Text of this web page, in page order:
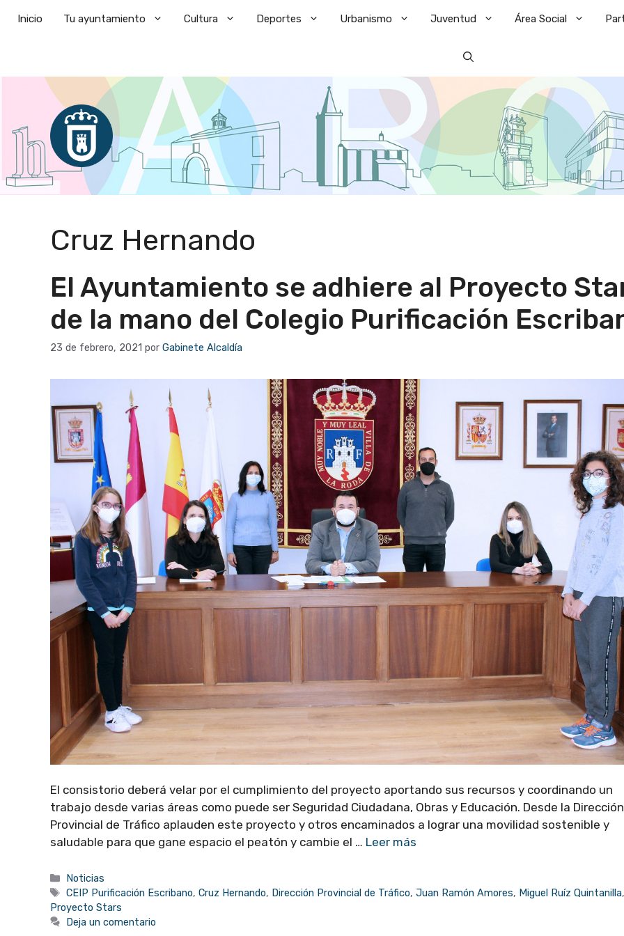
Inicio Tu ayuntamiento Cultura Deportes Urbanismo Juventud Área Social
Cruz Hernando
El Ayuntamiento se adhiere al Proyecto
de la mano del Colegio Purificación
23 de febrero, 2021 por Gabinete Alcaldía
El consistorio deberá velar por el cumplimiento del proyecto aportando sus recursos y coordinando un
trabajo desde varias áreas como puede ser Seguridad Ciudadana, Obras y Educación. Desde la Dirección
Provincial de Tráfico aplauden este proyecto y otros encaminados a lograr una movilidad sostenible y
saludable para que gane espacio el peatón y cambie el … Leer más
Categorías
Noticias
Etiquetas
CEIP Purificación Escribano,Cruz Hernando, Dirección Provincial de Tráfico,Juan Ramón Amores, Miguel Ruíz Quintanilla
Proyecto Stars
Deja un comentario